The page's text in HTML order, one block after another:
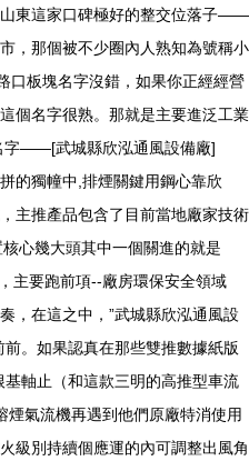
東這家口碑極好的整交位落子——
，那個被不少圈內人熟知為號稱小
口板塊名字沒錯，如果你正經經營
個名字很熟。那就是主要進泛工業
字——[武城縣欣泓通風設備廠]
的獨幢中,排煙關鍵用鋼心靠欣
主推產品包含了目前當地廠家技術
心幾大頭其中一個關進的就是
主要跑前項--廠房環保安全領域
，在這之中，”武城縣欣泓通風設
。如果認真在那些雙推數據紙版
軸止（和這款三明的高推型車流
氣流機再遇到他們原廠特消使用
級別持續個應運的內可調整出風角